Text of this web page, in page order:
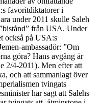
favoritdiktatorer i
under 2011 skulle Saleh
från USA. Under
också på USA:s
ambassadör: ”Om
göra? Hans avgång är
2/4-2011). Men efter att
och att sammanlagt över
tvingats
har sagt att Salehs